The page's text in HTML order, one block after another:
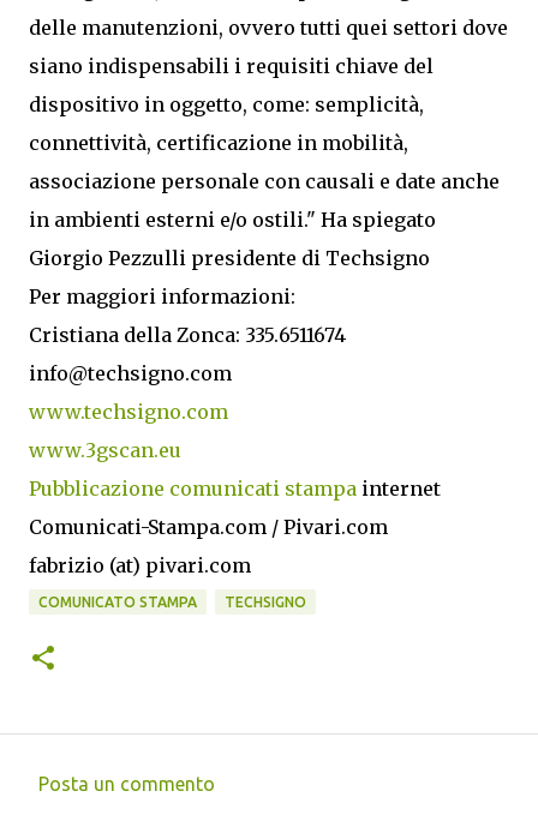
delle manutenzioni, ovvero tutti quei settori dove
siano indispensabili i requisiti chiave del
dispositivo in oggetto, come: semplicità,
connettività, certificazione in mobilità,
associazione personale con causali e date anche
in ambienti esterni e/o ostili." Ha spiegato
Giorgio Pezzulli presidente di Techsigno
Per maggiori informazioni:
Cristiana della Zonca: 335.6511674
info@techsigno.com
www.techsigno.com
www.3gscan.eu
Pubblicazione comunicati stampa internet
Comunicati-Stampa.com / Pivari.com
fabrizio (at) pivari.com
COMUNICATO STAMPA TECHSIGNO
Posta un commento